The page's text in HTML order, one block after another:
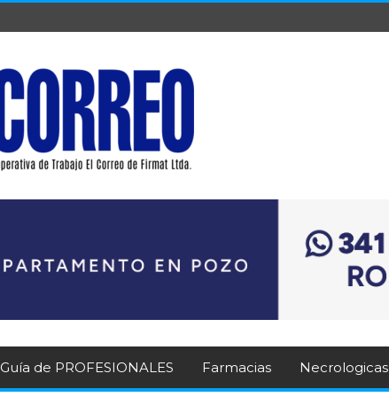
Guía de PROFESIONALES Farmacias Necrologicas